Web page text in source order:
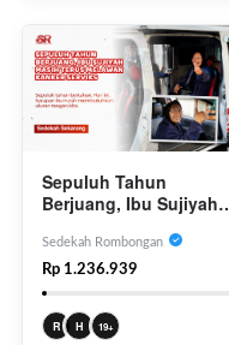
Sepuluh Tahun
Berjuang, Ibu Sujiyah
Kanker Serviks
Sedekah Rombongan
Rp 1.236.939
R H 19+